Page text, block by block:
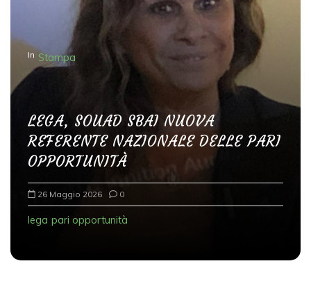
In Stampa
LEGA, SOUAD SBAI NUOVA
REFERENTE NAZIONALE DELLE PARI
OPPORTUNITÀ
26 Maggio 2026 0
lega pari opportunità